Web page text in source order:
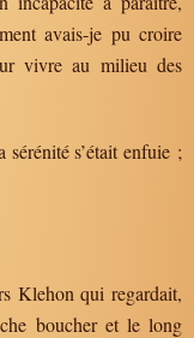
avais-je pu croire
vivre au milieu des
s’était enfuie ;
Klehon qui regardait,
boucher et le long